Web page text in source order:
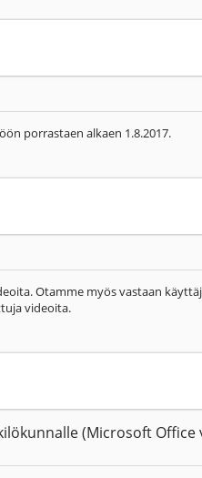
porrastaen alkaen 1.8.2017.
Otamme myös vastaan
videoita.
(Microsoft Office